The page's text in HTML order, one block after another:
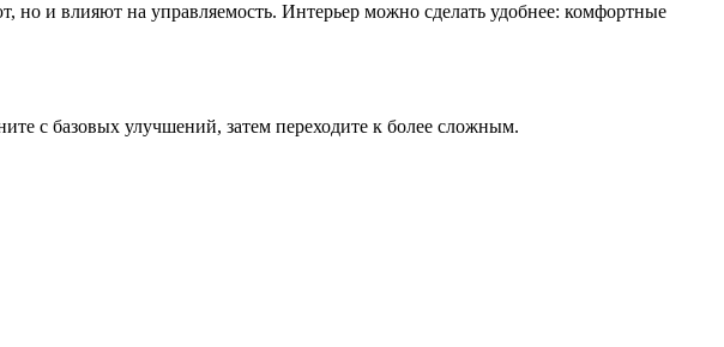
и влияют на управляемость. Интерьер можно сделать удобнее: комфортные
с базовых улучшений, затем переходите к более сложным.